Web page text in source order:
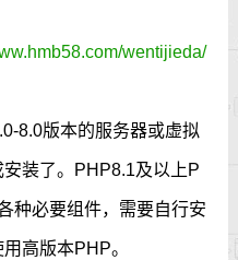
wentijieda/
8.0版本的服务器或虚拟
装了。PHP8.1及以上P
种必要组件，需要自行安
高版本PHP。